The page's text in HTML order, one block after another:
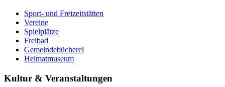
Sport- und Freizeitstätten
Vereine
Spielplätze
Freibad
Gemeindebücherei
Heimatmuseum
Kultur & Veranstaltungen